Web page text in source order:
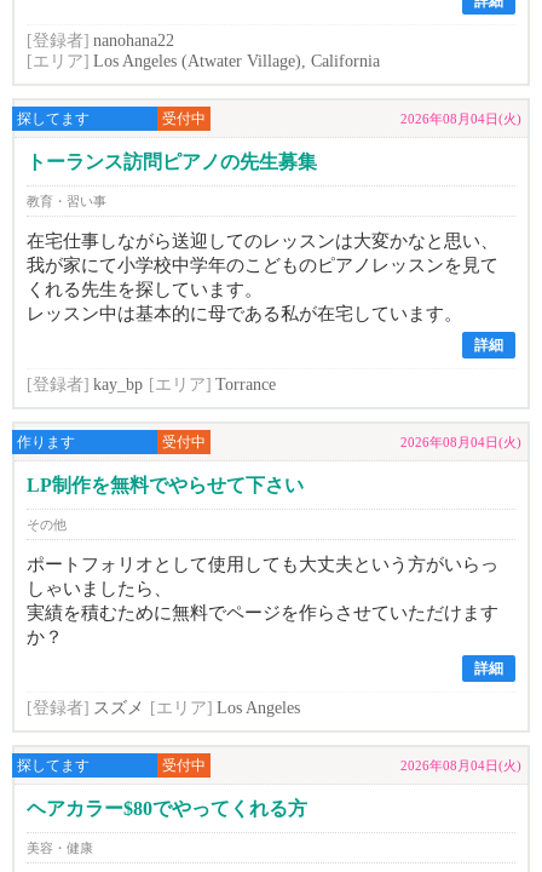
[登録者] nanohana22
[エリア] Los Angeles (Atwater Village), California
探してます 受付中 2026年08月04日(火)
トーランス訪問ピアノの先生募集
教育・習い事
在宅仕事しながら送迎してのレッスンは大変かなと思い、
我が家にて小学校中学年のこどものピアノレッスンを見て
くれる先生を探しています。
レッスン中は基本的に母である私が在宅しています。
詳細
[登録者] kay_bp [エリア] Torrance
作ります 受付中 2026年08月04日(火)
LP制作を無料でやらせて下さい
その他
ポートフォリオとして使用しても大丈夫という方がいらっ
しゃいましたら、
実績を積むために無料でページを作らさせていただけます
か？
詳細
[登録者] スズメ [エリア] Los Angeles
探してます 受付中 2026年08月04日(火)
ヘアカラー$80でやってくれる方
美容・健康